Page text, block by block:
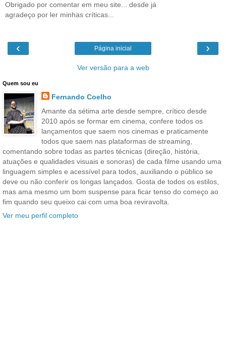
Obrigado por comentar em meu site... desde já
agradeço por ler minhas críticas...
‹ ›
Página inicial
Ver versão para a web
Quem sou eu
Fernando Coelho
Amante da sétima arte desde sempre, crítico desde
2010 após se formar em cinema, confere todos os
lançamentos que saem nos cinemas e praticamente
todos que saem nas plataformas de streaming,
comentando sobre todas as partes técnicas (direção, história,
atuações e qualidades visuais e sonoras) de cada filme usando uma
linguagem simples e acessível para todos, auxiliando o público se
deve ou não conferir os longas lançados. Gosta de todos os estilos,
mas ama mesmo um bom suspense para ficar tenso do começo ao
fim quando seu queixo cai com uma boa reviravolta.
Ver meu perfil completo